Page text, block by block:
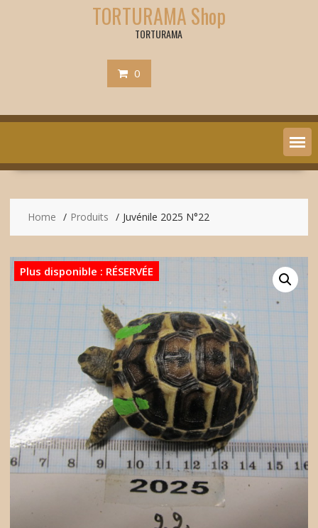
TORTURAMA Shop
TORTURAMA
0
Home Produits Juvénile 2025 N°22
Plus disponible : RÉSERVÉE